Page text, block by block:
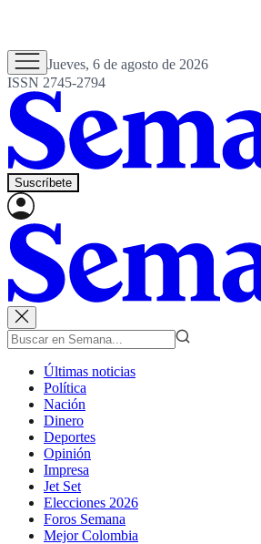
Jueves, 6 de agosto de 2026
ISSN 2745-2794
Suscríbete
Últimas noticias
Política
Nación
Dinero
Deportes
Opinión
Impresa
Jet Set
Elecciones 2026
Foros Semana
Mejor Colombia